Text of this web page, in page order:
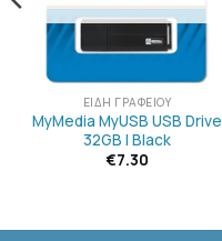
ΕΊΔΗ ΓΡΑΦΕΊΟΥ
MyMedia MyUSB USB Drive
32GB | Black
€7.30